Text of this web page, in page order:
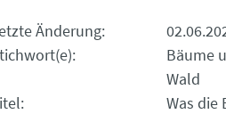
Änderung
Bäume
Wald
Was die